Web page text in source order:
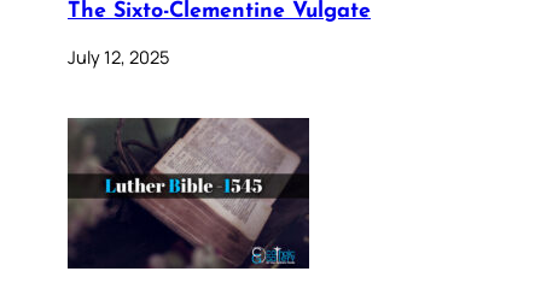
The Sixto-Clementine Vulgate
July 12, 2025